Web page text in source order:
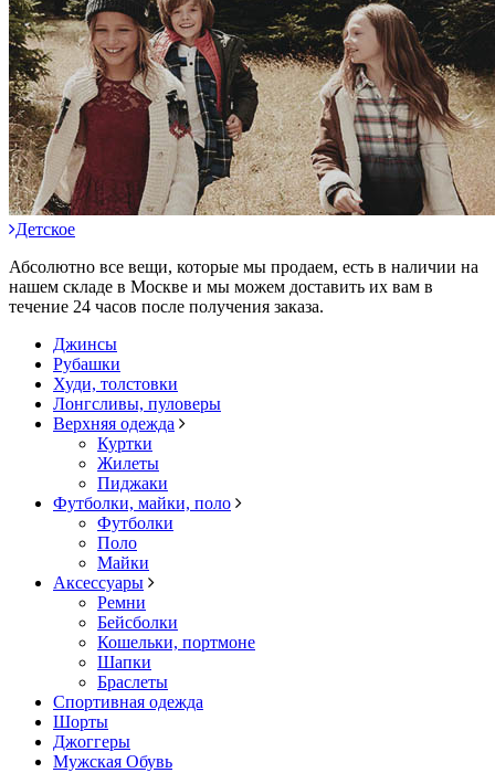
Детское
Абсолютно все вещи, которые мы продаем, есть в наличии на
нашем складе в Москве и мы можем доставить их вам в
течение 24 часов после получения заказа.
Джинсы
Рубашки
Худи, толстовки
Лонгсливы, пуловеры
Верхняя одежда
Куртки
Жилеты
Пиджаки
Футболки, майки, поло
Футболки
Поло
Майки
Аксессуары
Ремни
Бейсболки
Кошельки, портмоне
Шапки
Браслеты
Спортивная одежда
Шорты
Джоггеры
Мужская Обувь